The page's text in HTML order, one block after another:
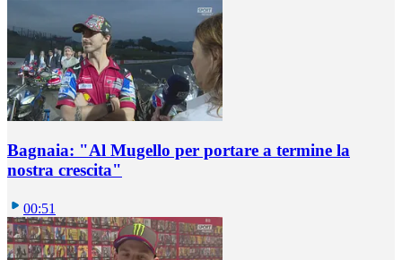
Bagnaia: "Al Mugello per portare a termine la
nostra crescita"
00:51